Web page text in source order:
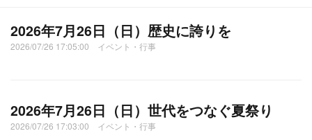
2026年7月26日（日）歴史に誇りを
2026/07/26 17:05:00 イベント・行事
2026年7月26日（日）世代をつなぐ夏祭り
2026/07/26 17:03:00 イベント・行事